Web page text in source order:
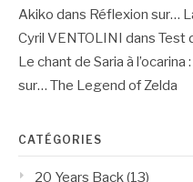
Akiko dans Réflexion sur…
Cyril VENTOLINI dans Test
Le chant de Saria à l’ocarina
sur… The Legend of Zelda
CATÉGORIES
20 Years Back(13)